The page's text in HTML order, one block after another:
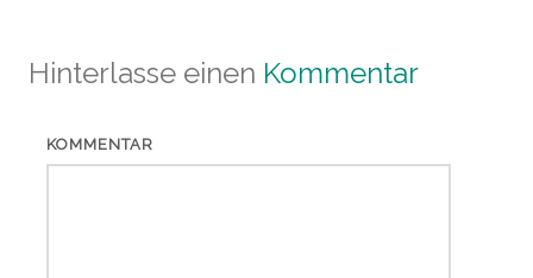
Hinterlasse einen Kommentar
KOMMENTAR